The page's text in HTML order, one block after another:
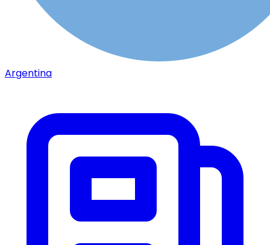
Argentina